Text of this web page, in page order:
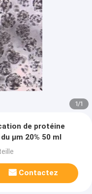
1/1
de protéine
μm 20% 50 ml
Contactez